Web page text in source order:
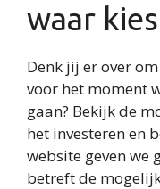
waar
Denk jij er over
voor het moment
gaan? Bekijk de
het investeren en
website geven we
betreft de